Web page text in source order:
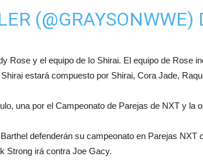
(@GRAYSONWWE)
Rose y el equipo de Io Shirai. El equipo de Rose
estará compuesto por Shirai, Cora Jade,
una por el Campeonato de Parejas de NXT y la
defenderán su campeonato en Parejas NXT
Strong irá contra Joe Gacy.